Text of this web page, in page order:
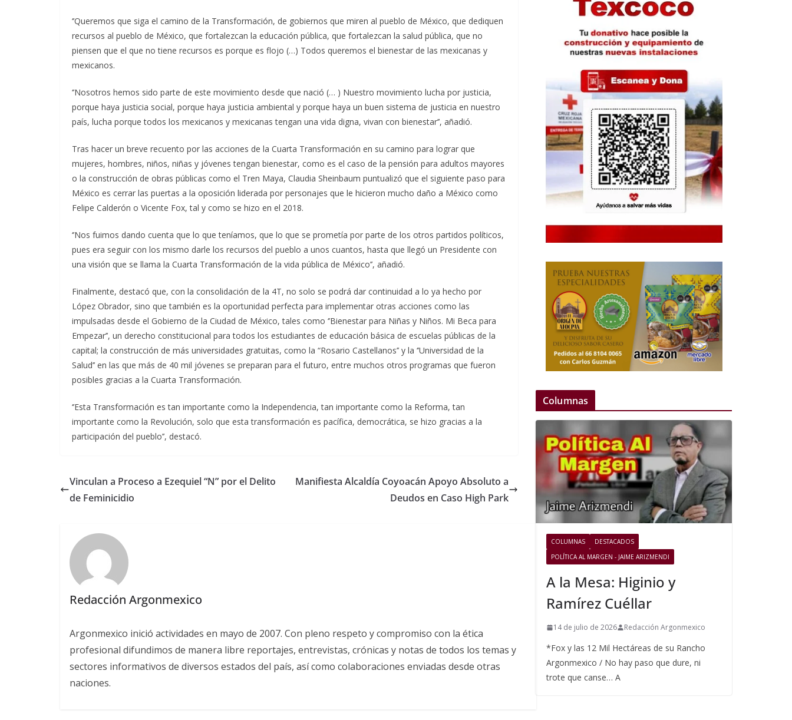
‘’Queremos que siga el camino de la Transformación, de gobiernos que miren al pueblo de México, que dediquen
recursos al pueblo de México, que fortalezcan la educación pública, que fortalezcan la salud pública, que no
piensen que el que no tiene recursos es porque es flojo (…) Todos queremos el bienestar de las mexicanas y
mexicanos.
‘’Nosotros hemos sido parte de este movimiento desde que nació (… ) Nuestro movimiento lucha por justicia,
porque haya justicia social, porque haya justicia ambiental y porque haya un buen sistema de justicia en nuestro
país, lucha porque todos los mexicanos y mexicanas tengan una vida digna, vivan con bienestar’’, añadió.
Tras hacer un breve recuento por las acciones de la Cuarta Transformación en su camino para lograr que
mujeres, hombres, niños, niñas y jóvenes tengan bienestar, como es el caso de la pensión para adultos mayores
o la construcción de obras públicas como el Tren Maya, Claudia Sheinbaum puntualizó que el siguiente paso para
México es cerrar las puertas a la oposición liderada por personajes que le hicieron mucho daño a México como
Felipe Calderón o Vicente Fox, tal y como se hizo en el 2018.
‘’Nos fuimos dando cuenta que lo que teníamos, que lo que se prometía por parte de los otros partidos políticos,
pues era seguir con los mismo darle los recursos del pueblo a unos cuantos, hasta que llegó un Presidente con
una visión que se llama la Cuarta Transformación de la vida pública de México’’, añadió.
Finalmente, destacó que, con la consolidación de la 4T, no solo se podrá dar continuidad a lo ya hecho por
López Obrador, sino que también es la oportunidad perfecta para implementar otras acciones como las
impulsadas desde el Gobierno de la Ciudad de México, tales como ‘’Bienestar para Niñas y Niños. Mi Beca para
Empezar’’, un derecho constitucional para todos los estudiantes de educación básica de escuelas públicas de la
capital; la construcción de más universidades gratuitas, como la “Rosario Castellanos’’ y la ‘’Universidad de la
Salud’’ en las que más de 40 mil jóvenes se preparan para el futuro, entre muchos otros programas que fueron
posibles gracias a la Cuarta Transformación.
‘’Esta Transformación es tan importante como la Independencia, tan importante como la Reforma, tan
importante como la Revolución, solo que esta transformación es pacífica, democrática, se hizo gracias a la
participación del pueblo’’, destacó.
Vinculan a Proceso a Ezequiel “N” por el Delito
de Feminicidio
Manifiesta Alcaldía Coyoacán Apoyo Absoluto a
Deudos en Caso High Park
Redacción Argonmexico
Argonmexico inició actividades en mayo de 2007. Con pleno respeto y compromiso con la ética
profesional difundimos de manera libre reportajes, entrevistas, crónicas y notas de todos los temas y
sectores informativos de diversos estados del país, así como colaboraciones enviadas desde otras
naciones.
Columnas
COLUMNAS
DESTACADOS
POLÍTICA AL MARGEN - JAIME ARIZMENDI
A la Mesa: Higinio y
Ramírez Cuéllar
14 de julio de 2026 Redacción Argonmexico
*Fox y las 12 Mil Hectáreas de su Rancho
Argonmexico / No hay paso que dure, ni
trote que canse… A